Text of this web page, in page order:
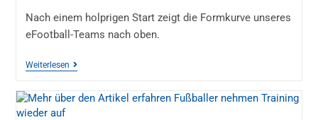
Nach einem holprigen Start zeigt die Formkurve unseres
eFootball-Teams nach oben.
Weiterlesen